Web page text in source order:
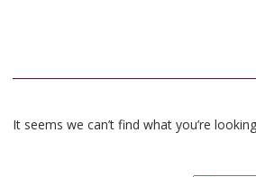
It seems we can’t find what you’re